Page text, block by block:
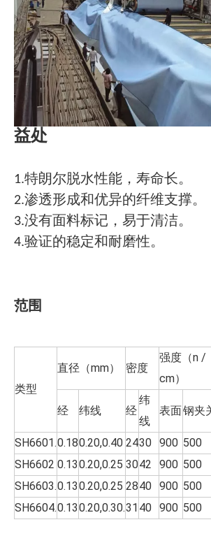
益处
1.特朗尔脱水性能，寿命长。
2.渗透形成和优异的纤维支撑。
3.没有面料标记，易于清洁。
4.验证的稳定和耐磨性。
范围
类型
直径（mm） 密度
强度（n /
cm）
经
纬线 经
纬
线
表面钢夹
SH6601.0.180.20,0.40 2430 900 500
SH6602 0.130.20,0.25 3042 900 500
SH6603.0.130.20,0.25 2840 900 500
SH6604.0.130.20,0.30.31 40 900 500